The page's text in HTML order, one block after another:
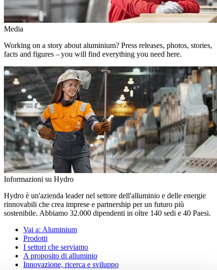
Media
Working on a story about aluminium? Press releases, photos, stories,
facts and figures – you will find everything you need here.
Informazioni su Hydro
Hydro è un'azienda leader nel settore dell'alluminio e delle energie
rinnovabili che crea imprese e partnership per un futuro più
sostenibile. Abbiamo 32.000 dipendenti in oltre 140 sedi e 40 Paesi.
Vai a: Aluminium
Prodotti
I settori che serviamo
A proposito di alluminio
Innovazione, ricerca e sviluppo